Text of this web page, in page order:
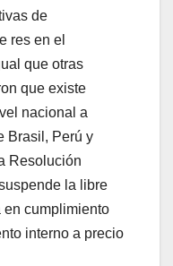
de
res en el
que otras
que existe
nacional a
Brasil, Perú y
Resolución
la libre
en cumplimiento
interno a precio